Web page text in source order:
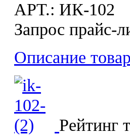
APT.: ИК-102
Запрос прайс-
Описание
Рейтинг